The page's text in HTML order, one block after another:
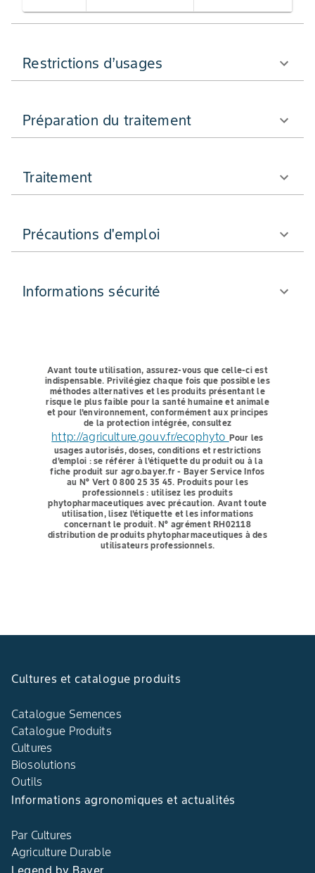
Restrictions d’usages
Préparation du traitement
Traitement
Précautions d'emploi
Informations sécurité
Avant toute utilisation, assurez-vous que celle-ci est
indispensable. Privilégiez chaque fois que possible les
méthodes alternatives et les produits présentant le
risque le plus faible pour la santé humaine et animale
et pour l'environnement, conformément aux principes
de la protection intégrée, consultez
http://agriculture.gouv.fr/ecophyto Pour les
usages autorisés, doses, conditions et restrictions
d'emploi : se référer à l'étiquette du produit ou à la
fiche produit sur agro.bayer.fr - Bayer Service Infos
au N° Vert 0 800 25 35 45. Produits pour les
professionnels : utilisez les produits
phytopharmaceutiques avec précaution. Avant toute
utilisation, lisez l'étiquette et les informations
concernant le produit. N° agrément RH02118
distribution de produits phytopharmaceutiques à des
utilisateurs professionnels.
Cultures et catalogue produits
Catalogue Semences
Catalogue Produits
Cultures
Biosolutions
Outils
Informations agronomiques et actualités
Par Cultures
Agriculture Durable
Legend by Bayer